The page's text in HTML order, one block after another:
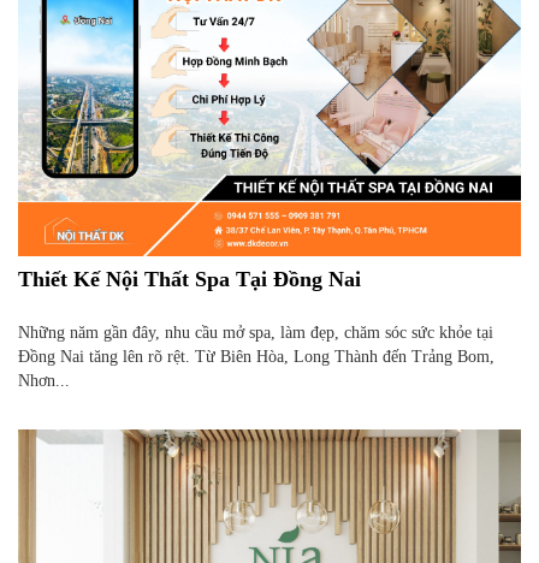
Thiết Kế Nội Thất Spa Tại Đồng Nai
Những năm gần đây, nhu cầu mở spa, làm đẹp, chăm sóc sức khỏe tại
Đồng Nai tăng lên rõ rệt. Từ Biên Hòa, Long Thành đến Trảng Bom,
Nhơn...